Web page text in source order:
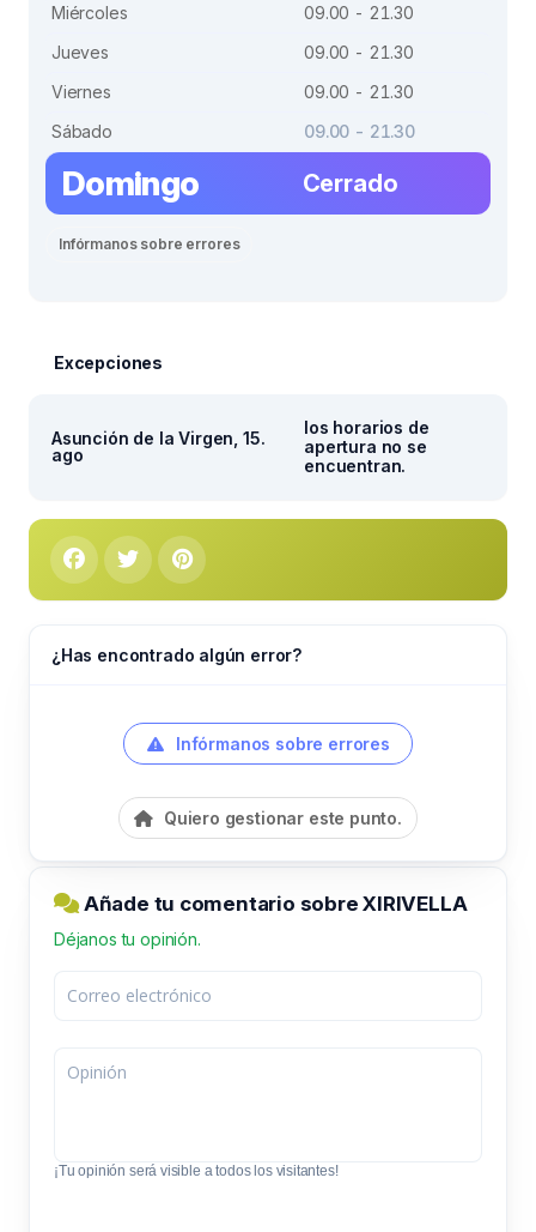
Miércoles
09.00 - 21.30
Jueves
09.00 - 21.30
Viernes
09.00 - 21.30
Sábado
09.00 - 21.30
Domingo Cerrado
Infórmanos sobre errores
Excepciones
Asunción de la Virgen, 15.
ago
los horarios de
apertura no se
encuentran.
¿Has encontrado algún error?
Infórmanos sobre errores
Quiero gestionar este punto.
Añade tu comentario sobre XIRIVELLA
Déjanos tu opinión.
¡Tu opinión será visible a todos los visitantes!